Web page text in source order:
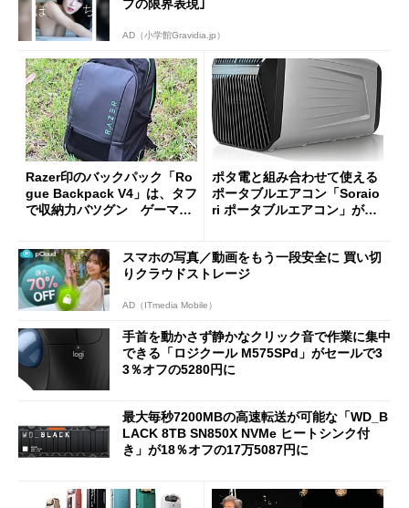
プの限界表現｣
AD（小学館Gravidia.jp）
Razer印のバックパック「Ro
gue Backpack V4」は、タフ
で収納力バツグン ゲーマー
ポタ電と組み合わせて使える
ポータブルエアコン「Soraio
ri ポータブルエアコン」がセ
スマホの写真／動画をもう一段安全に 買い切
りクラウドストレージ
AD（ITmedia Mobile）
手首を動かさず静かなクリック音で作業に集中
できる「ロジクール M575SPd」がセールで3
3％オフの5280円に
最大毎秒7200MBの高速転送が可能な「WD_B
LACK 8TB SN850X NVMe ヒートシンク付
き」が18％オフの17万5087円に